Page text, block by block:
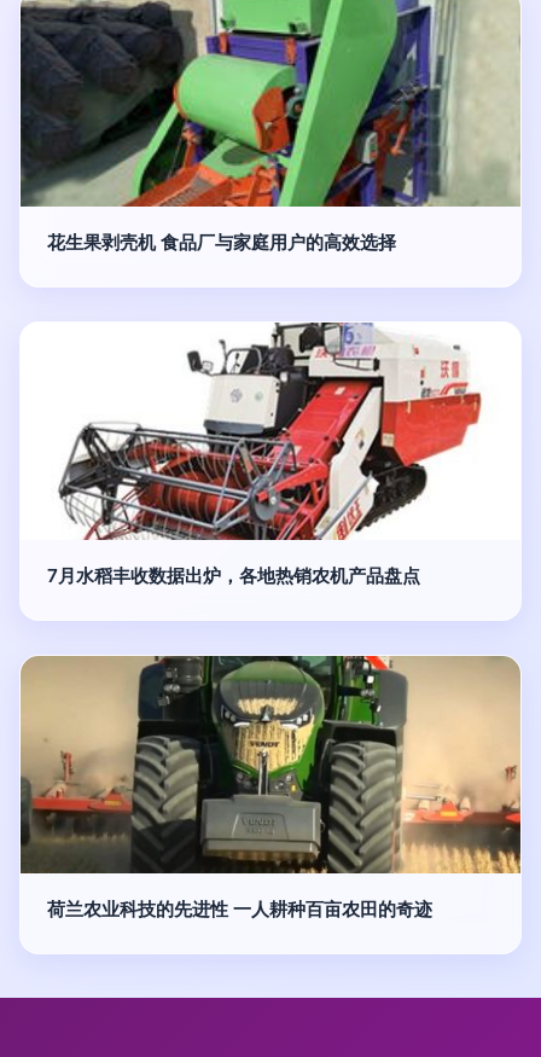
花生果剥壳机 食品厂与家庭用户的高效选择
7月水稻丰收数据出炉，各地热销农机产品盘点
荷兰农业科技的先进性 一人耕种百亩农田的奇迹